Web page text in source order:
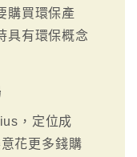
購買環保產
具有環保概念
，定位成
花更多錢購